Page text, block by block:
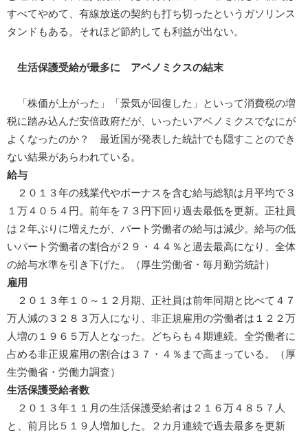
すべてやめて、有線放送の契約も打ち切ったというガソリンス
タンドもある。それほど節約しても利益が出ない。
生活保護受給が最多に アベノミクスの結末
「株価が上がった」「景気が回復した」といって消費税の増
税に踏み込んだ安倍政府だが、いったいアベノミクスでなにが
よくなったのか？ 最近国が発表した統計でも隠すことのでき
ない結果があらわれている。
給与
２０１３年の残業代やボーナスを含む給与総額は月平均で３
１万４０５４円。前年を７３円下回り過去最低を更新。正社員
は２年ぶりに増えたが、パート労働者の給与は減少。給与の低
いパート労働者の割合が２９・４４％と過去最高になり、全体
の給与水準を引き下げた。（厚生労働省・毎月勤労統計）
雇用
２０１３年１０～１２月期、正社員は前年同期と比べて４７
万人減の３２８３万人になり、非正規雇用の労働者は１２２万
人増の１９６５万人となった。どちらも４期連続。全労働者に
占める非正規雇用の割合は３７・４％まで高まっている。（厚
生労働省・労働力調査）
生活保護受給者数
２０１３年１１月の生活保護受給者は２１６万４８５７人
と、前月比５１９人増加した。２カ月連続で過去最多を更新